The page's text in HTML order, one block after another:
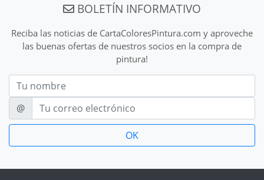
BOLETÍN INFORMATIVO
Reciba las noticias de CartaColoresPintura.com y aproveche
las buenas ofertas de nuestros socios en la compra de
pintura!
Nom
E-mail
@